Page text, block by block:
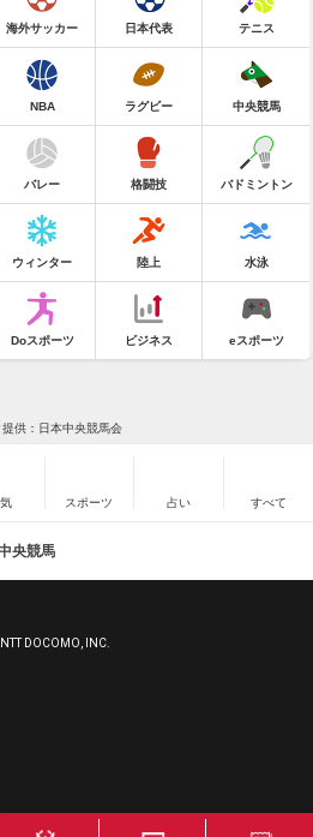
海外サッカー 日本代表 テニス
NBA ラグビー 中央競馬
バレー 格闘技 バドミントン
ウィンター 陸上 水泳
Doスポーツ ビジネス eスポーツ
提供：日本中央競馬会
スポーツ 占い すべて
央競馬
DOCOMO, INC.